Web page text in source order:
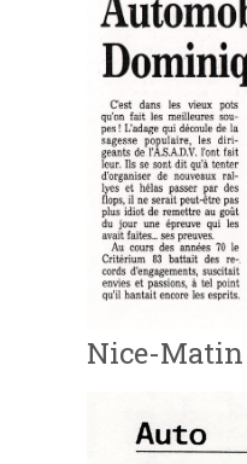
Nice-Matin